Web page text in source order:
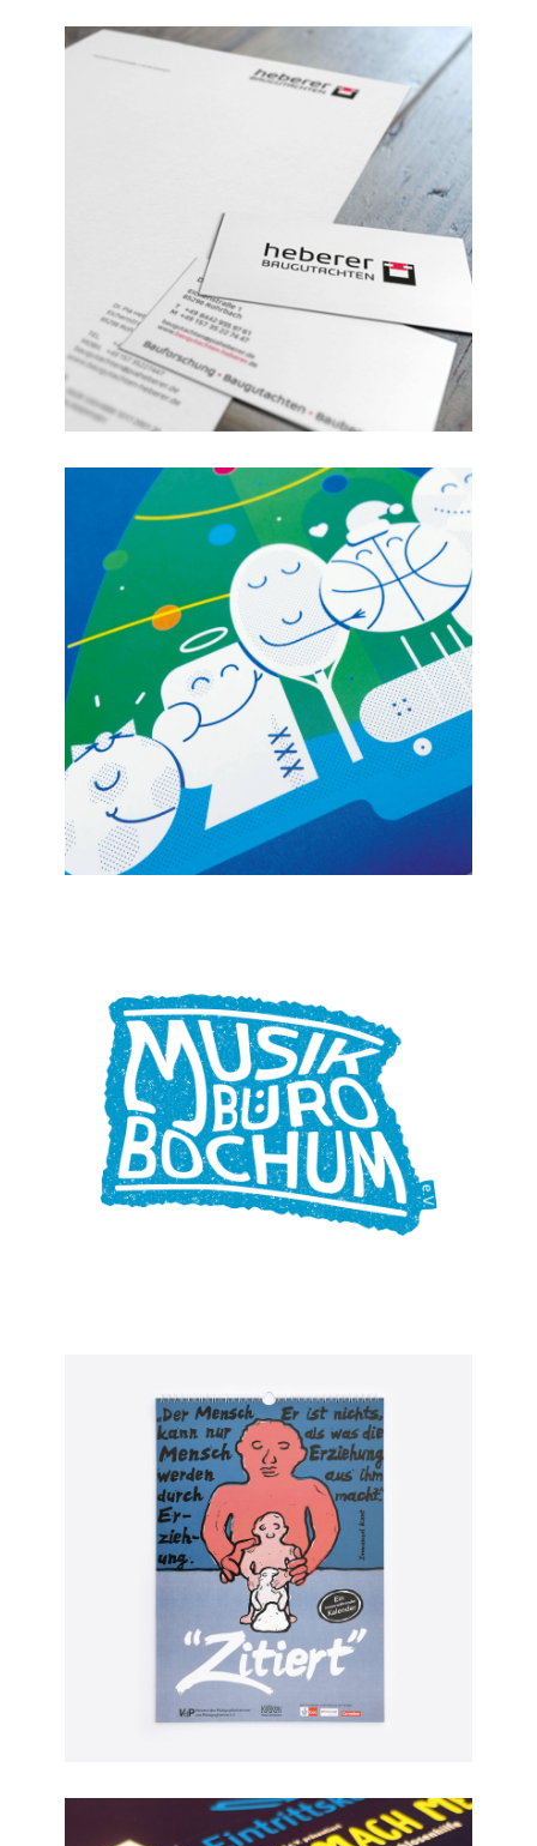
Alle Jahre anders
Musikbüro Bochum
“Zitiert” – Ein immerwährender
Kalender
Pro-Dortmund e.V.